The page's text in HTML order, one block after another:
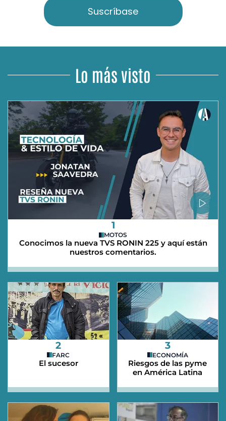
Suscríbase
Lo más visto
1
MOTOS
Conocimos la nueva TVS RONIN 225 y aquí están
nuestros comentarios.
2
FARC
El sucesor
3
ECONOMÍA
Riesgos de las pyme
en América Latina